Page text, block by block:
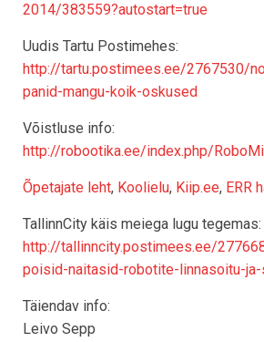
2014/383559?autostart=true
Uudis Tartu Postimehes:
http://tartu.postimees.ee/2767530/
panid-mangu-koik-oskused
Võistluse info:
http://robootika.ee/index.php/
Õpetajate leht, Koolielu, Kiip.ee, ERR
TallinnCity käis meiega lugu tegemas:
http://tallinncity.postimees.ee/
poisid-naitasid-robotite-linnasoitu-
Täiendav info:
Leivo Sepp